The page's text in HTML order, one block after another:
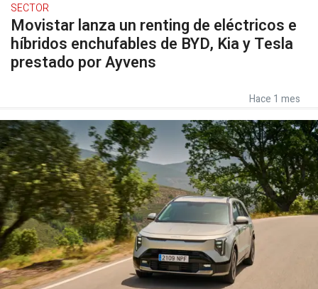
SECTOR
Movistar lanza un renting de eléctricos e
híbridos enchufables de BYD, Kia y Tesla
prestado por Ayvens
Hace 1 mes